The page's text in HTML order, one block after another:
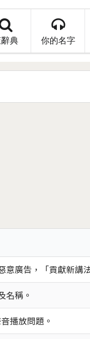
典 你的名字
意廣告，「貢獻新講
名稱。
播放問題。